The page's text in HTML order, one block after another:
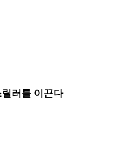
러를 이끈다